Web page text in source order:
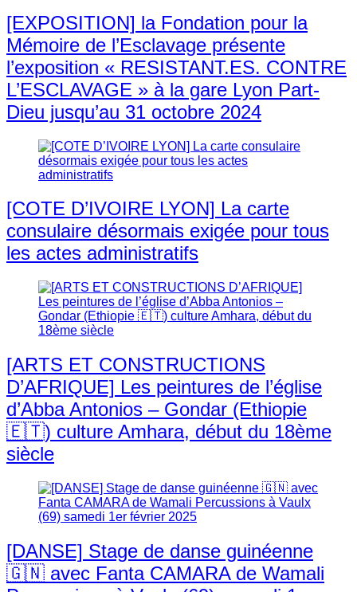
[EXPOSITION] la Fondation pour la
Mémoire de l’Esclavage présente
l’exposition « RESISTANT.ES. CONTRE
L’ESCLAVAGE » à la gare Lyon Part-
Dieu jusqu’au 31 octobre 2024
[COTE D’IVOIRE LYON] La carte
consulaire désormais exigée pour tous
les actes administratifs
[ARTS ET CONSTRUCTIONS
D’AFRIQUE] Les peintures de l’église
d’Abba Antonios – Gondar (Ethiopie
🇪🇹) culture Amhara, début du 18ème
siècle
[DANSE] Stage de danse guinéenne
🇬🇳 avec Fanta CAMARA de Wamali